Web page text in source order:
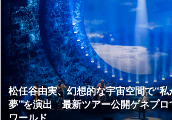
松任谷由実、幻想的な宇宙空間で“
夢”を演出 最新ツアー公開ゲネプロ